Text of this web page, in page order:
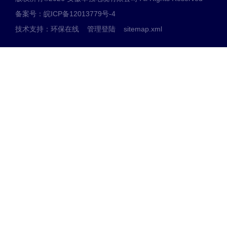
备案号：皖ICP备12013779号-4
技术支持： 环保在线 管理登陆 sitemap.xml